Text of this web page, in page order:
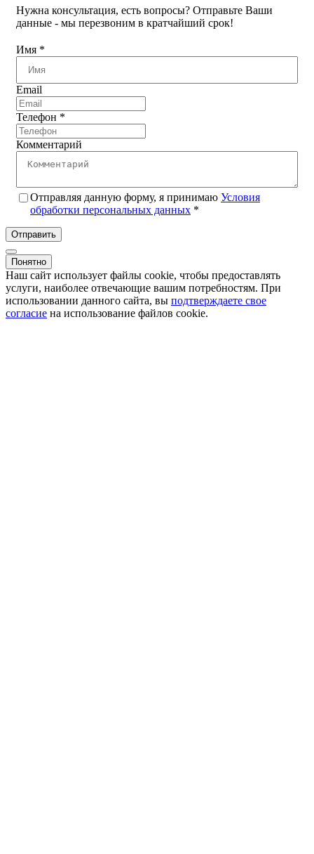
Нужна консультация, есть вопросы? Отправьте Ваши
данные - мы перезвоним в кратчайший срок!
Имя *
Email
Телефон *
Комментарий
Отправляя данную форму, я принимаю Условия
обработки персональных данных *
Отправить
Понятно
Наш сайт использует файлы cookie, чтобы предоставлять
услуги, наиболее отвечающие вашим потребностям. При
использовании данного сайта, вы подтверждаете свое
согласие на использование файлов cookie.